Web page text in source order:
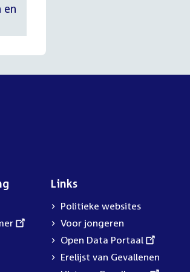
en
Links
Politieke websites
Voor jongeren
External
link:
Open Data Portaal
Erelijst van Gevallenen